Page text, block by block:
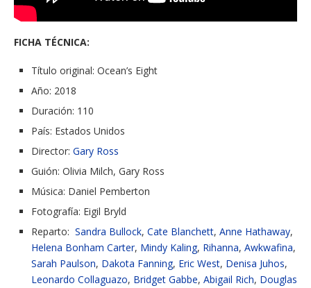
FICHA TÉCNICA:
Título original: Ocean’s Eight
Año: 2018
Duración: 110
País: Estados Unidos
Director: Gary Ross
Guión: Olivia Milch, Gary Ross
Música: Daniel Pemberton
Fotografía: Eigil Bryld
Reparto: Sandra Bullock, Cate Blanchett, Anne Hathaway,
Helena Bonham Carter, Mindy Kaling, Rihanna, Awkwafina,
Sarah Paulson, Dakota Fanning, Eric West, Denisa Juhos,
Leonardo Collaguazo, Bridget Gabbe, Abigail Rich, Douglas